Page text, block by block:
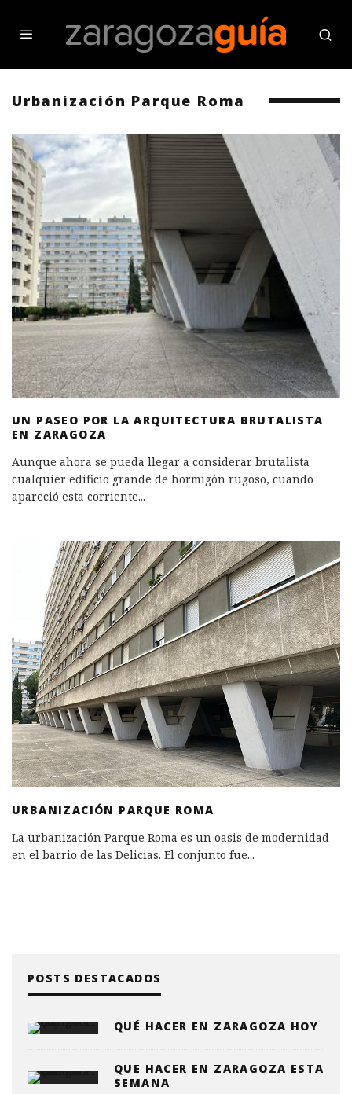
Urbanización Parque Roma
UN PASEO POR LA ARQUITECTURA BRUTALISTA
EN ZARAGOZA
Aunque ahora se pueda llegar a considerar brutalista
cualquier edificio grande de hormigón rugoso, cuando
apareció esta corriente...
URBANIZACIÓN PARQUE ROMA
La urbanización Parque Roma es un oasis de modernidad
en el barrio de las Delicias. El conjunto fue...
POSTS DESTACADOS
QUÉ HACER EN ZARAGOZA HOY
QUE HACER EN ZARAGOZA ESTA
SEMANA